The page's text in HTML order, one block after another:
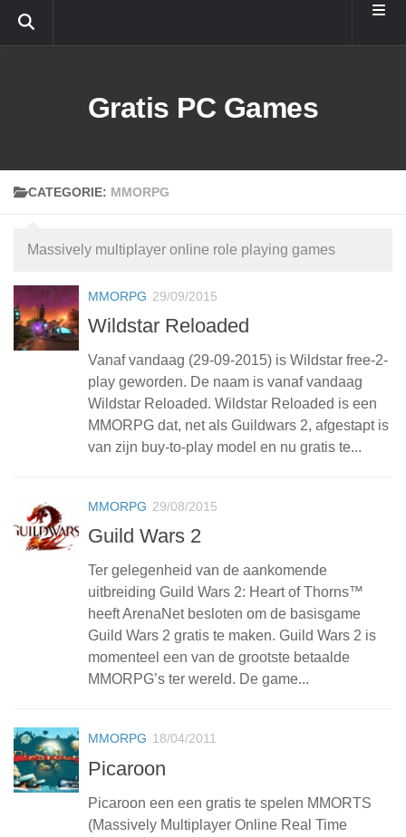
Doorgaan naar inhoud
Gratis PC Games
CATEGORIE: MMORPG
Massively multiplayer online role playing games
MMORPG 29/09/2015
Wildstar Reloaded
Vanaf vandaag (29-09-2015) is Wildstar free-2-
play geworden. De naam is vanaf vandaag
Wildstar Reloaded. Wildstar Reloaded is een
MMORPG dat, net als Guildwars 2, afgestapt is
van zijn buy-to-play model en nu gratis te...
MMORPG 29/08/2015
Guild Wars 2
Ter gelegenheid van de aankomende
uitbreiding Guild Wars 2: Heart of Thorns™
heeft ArenaNet besloten om de basisgame
Guild Wars 2 gratis te maken. Guild Wars 2 is
momenteel een van de grootste betaalde
MMORPG’s ter wereld. De game...
MMORPG 18/04/2011
Picaroon
Picaroon een een gratis te spelen MMORTS
(Massively Multiplayer Online Real Time